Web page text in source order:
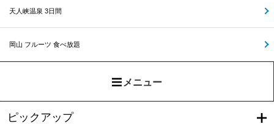
天人峡温泉 3日間
岡山 フルーツ 食べ放題
メニュー
ピックアップ